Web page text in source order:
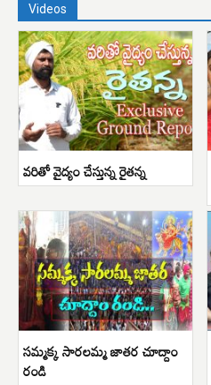
Videos
వరితో వైద్యం చేస్తున్న రైతన్న
సమ్మక్క సారలమ్మ జాతర చూద్దాం
రండి